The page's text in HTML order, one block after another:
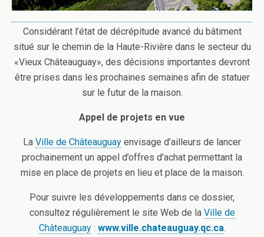
Considérant l’état de décrépitude avancé du bâtiment
situé sur le chemin de la Haute-Rivière dans le secteur du
«Vieux Châteauguay», des décisions importantes devront
être prises dans les prochaines semaines afin de statuer
sur le futur de la maison.
Appel de projets en vue
La Ville de Châteauguay envisage d’ailleurs de lancer
prochainement un appel d’offres d’achat permettant la
mise en place de projets en lieu et place de la maison.
Pour suivre les développements dans ce dossier,
consultez régulièrement le site Web de la Ville de
Châteauguay: www.ville.chateauguay.qc.ca.